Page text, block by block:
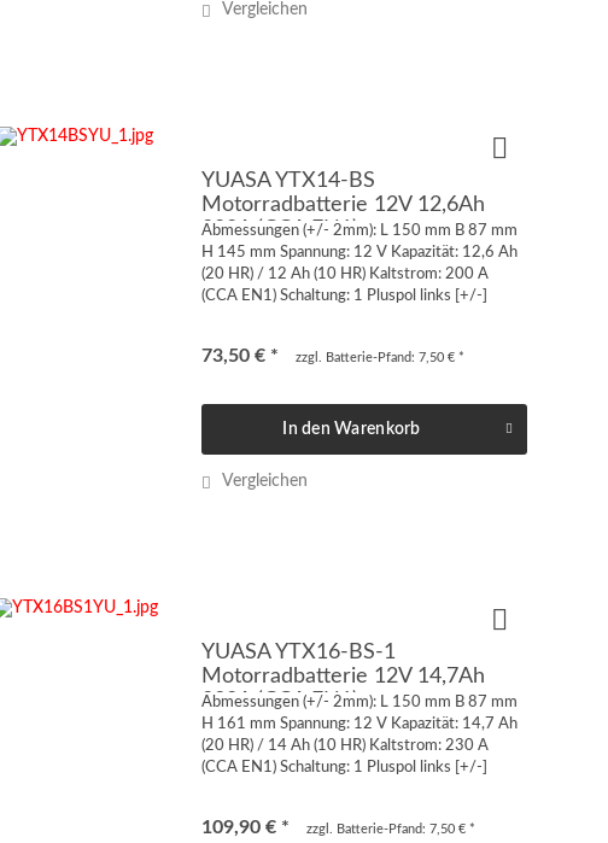
Vergleichen
YUASA YTX14-BS
Motorradbatterie 12V 12,6Ah
200A (CCA EN1)
Abmessungen (+/- 2mm): L 150 mm B 87 mm
H 145 mm Spannung: 12 V Kapazität: 12,6 Ah
(20 HR) / 12 Ah (10 HR) Kaltstrom: 200 A
(CCA EN1) Schaltung: 1 Pluspol links [+/-]
73,50 € * zzgl. Batterie-Pfand: 7,50 € *
In den Warenkorb
Vergleichen
YUASA YTX16-BS-1
Motorradbatterie 12V 14,7Ah
230A (CCA EN1)
Abmessungen (+/- 2mm): L 150 mm B 87 mm
H 161 mm Spannung: 12 V Kapazität: 14,7 Ah
(20 HR) / 14 Ah (10 HR) Kaltstrom: 230 A
(CCA EN1) Schaltung: 1 Pluspol links [+/-]
109,90 € * zzgl. Batterie-Pfand: 7,50 € *